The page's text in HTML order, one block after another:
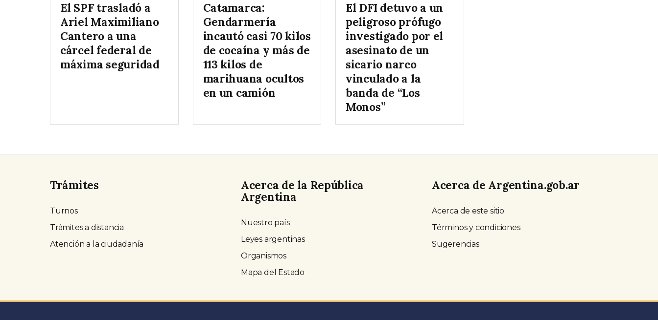
El SPF trasladó a
Ariel Maximiliano
Cantero a una
cárcel federal de
máxima seguridad
Catamarca:
Gendarmería
incautó casi 70 kilos
de cocaína y más de
113 kilos de
marihuana ocultos
en un camión
El DFI detuvo a un
peligroso prófugo
investigado por el
asesinato de un
sicario narco
vinculado a la
banda de “Los
Monos”
Trámites
Turnos
Trámites a distancia
Atención a la ciudadanía
Acerca de la República
Argentina
Nuestro país
Leyes argentinas
Organismos
Mapa del Estado
Acerca de Argentina.gob.ar
Acerca de este sitio
Términos y condiciones
Sugerencias